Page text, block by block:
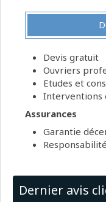
Devis gratuit
Ouvriers
Etudes et
Interventions
Assurances
Garantie
Dernier avis